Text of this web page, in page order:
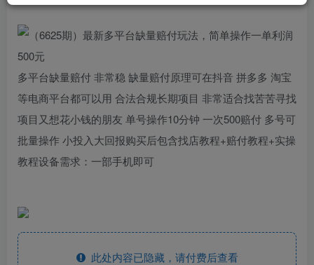
多平台缺量赔付 非常稳 缺量赔付原理可在抖音 拼多多 淘宝
等电商平台都可以用 合法合规长期项目 非常适合找苦苦寻找
项目又想花小钱的朋友 单号操作10分钟 一次500赔付 多号可
批量操作 小投入大回报购买后包含找店教程+赔付教程+实操
教程设备需求：一部手机即可
此处内容已隐藏，请付费后查看